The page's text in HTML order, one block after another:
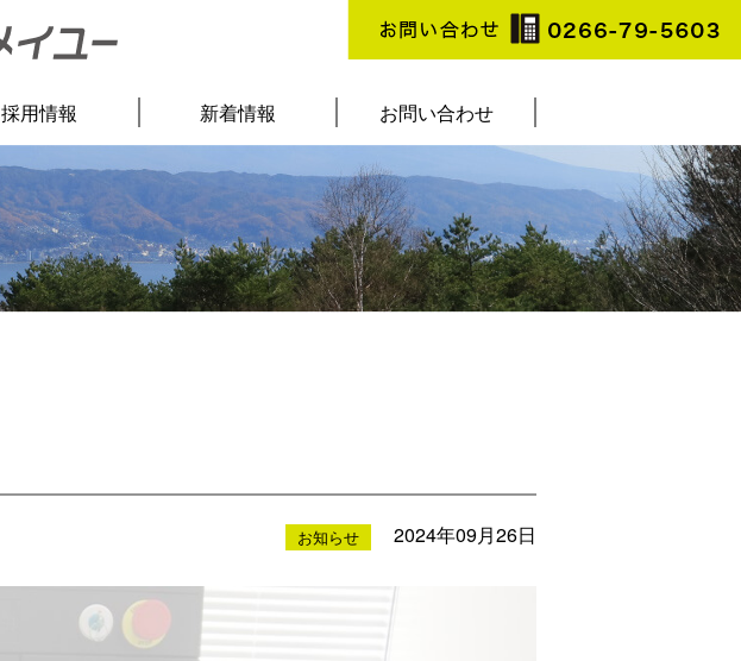
採用情報 新着情報 お問い合わせ
お知らせ 2024年09月26日